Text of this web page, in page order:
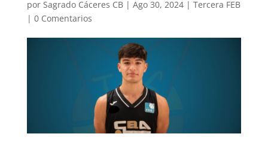
por Sagrado Cáceres CB| Ago 30, 2024| Tercera FEB
| 0 Comentarios